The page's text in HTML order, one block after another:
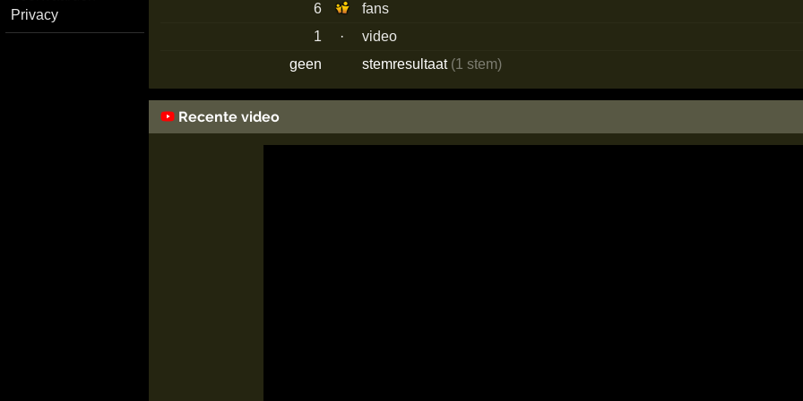
Privacy
6
fans
1
·
video
geen
stemresultaat (1 stem)
Recente video